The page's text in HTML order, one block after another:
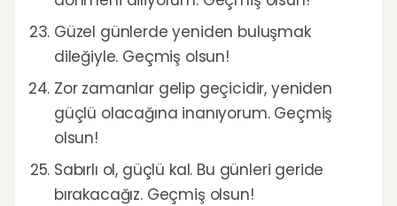
Güzel günlerde yeniden buluşmak
dileğiyle. Geçmiş olsun!
Zor zamanlar gelip geçicidir, yeniden
güçlü olacağına inanıyorum. Geçmiş
olsun!
Sabırlı ol, güçlü kal. Bu günleri geride
bırakacağız. Geçmiş olsun!